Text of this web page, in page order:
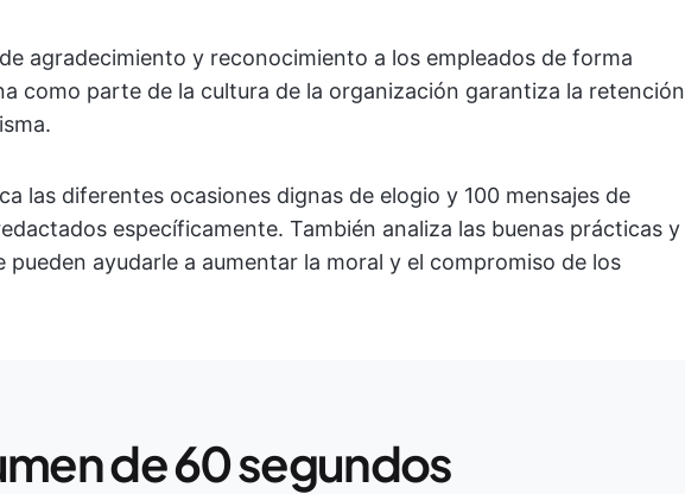
agradecimiento y reconocimiento a los empleados de forma
como parte de la cultura de la organización garantiza la retención
las diferentes ocasiones dignas de elogio y 100 mensajes de
específicamente. También analiza las buenas prácticas y
pueden ayudarle a aumentar la moral y el compromiso de los
de 60 segundos